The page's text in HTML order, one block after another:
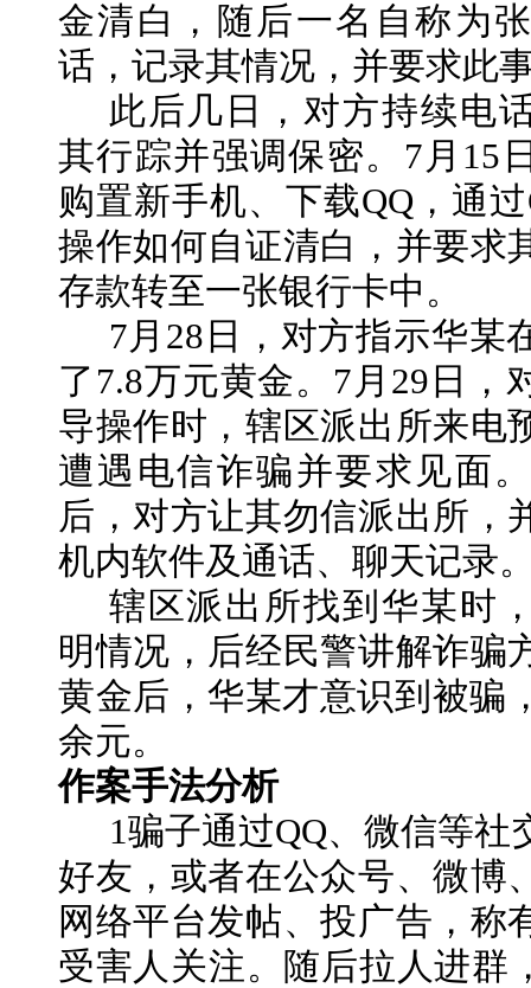
金清白，随后一名自称为
话，记录其情况，并要求此
此后几日，对方持续电
其行踪并强调保密。 7月15
购置新手机、下载QQ，通
操作如何自证清白，并要求
存款转至一张银行卡中。
7月28日，对方指示华某
了7.8万元黄金。7月29日，
导操作时，辖区派出所来电
遭遇电信诈骗并要求见面
后，对方让其勿信派出所，
机内软件及通话、聊天记录
辖区派出所找到华某时
明情况，后经民警讲解诈骗
黄金后，华某才意识到被骗
余元。
作案手法分析
1骗子通过QQ、微信等社
好友，或者在公众号、微博
网络平台发帖、投广告，称
受害人关注。随后拉人进群